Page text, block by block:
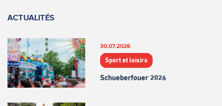
ACTUALITÉS
30.07.2026
Sport et loisirs
Schueberfouer 2026